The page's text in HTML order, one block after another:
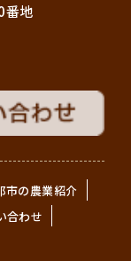
番地
市の農業紹介
合わせ